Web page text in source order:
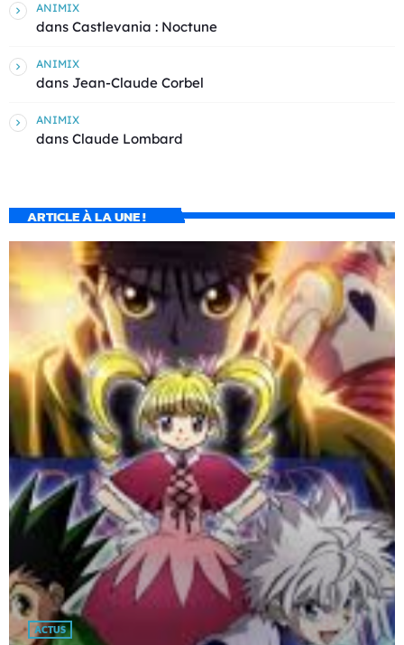
ANIMIX
dans Castlevania : Noctune
ANIMIX
dans Jean-Claude Corbel
ANIMIX
dans Claude Lombard
ARTICLE À LA UNE !
ACTUS